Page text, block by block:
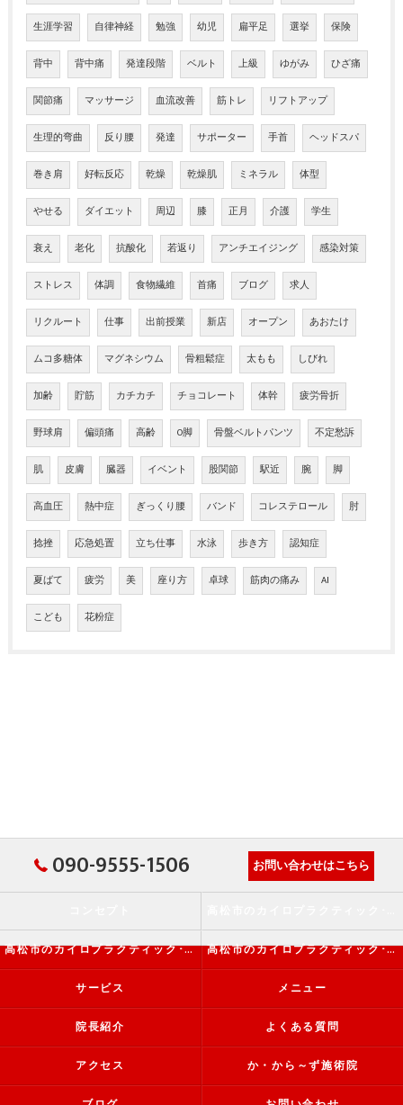
生涯学習 自律神経 勉強 幼児 扁平足 選挙 保険
背中 背中痛 発達段階 ベルト 上級 ゆがみ ひざ痛
関節痛 マッサージ 血流改善 筋トレ リフトアップ
生理的弯曲 反り腰 発達 サポーター 手首 ヘッドスパ
巻き肩 好転反応 乾燥 乾燥肌 ミネラル 体型
やせる ダイエット 周辺 膝 正月 介護 学生
衰え 老化 抗酸化 若返り アンチエイジング 感染対策
ストレス 体調 食物繊維 首痛 ブログ 求人
リクルート 仕事 出前授業 新店 オープン あおたけ
ムコ多糖体 マグネシウム 骨粗鬆症 太もも しびれ
加齢 貯筋 カチカチ チョコレート 体幹 疲労骨折
野球肩 偏頭痛 高齢 O脚 骨盤ベルトパンツ 不定愁訴
肌 皮膚 臓器 イベント 股関節 駅近 腕 脚
高血圧 熱中症 ぎっくり腰 バンド コレステロール 肘
捻挫 応急処置 立ち仕事 水泳 歩き方 認知症
夏ばて 疲労 美 座り方 卓球 筋肉の痛み AI
こども 花粉症
090-9555-1506 お問い合わせはこちら
高松市のカイロプラクティック･か・から～ず施術院の評判 高松市のカイロプラクティック･か・から～ず施術院のお客様の声
サービス メニュー
院長紹介 よくある質問
アクセス か・から～ず施術院